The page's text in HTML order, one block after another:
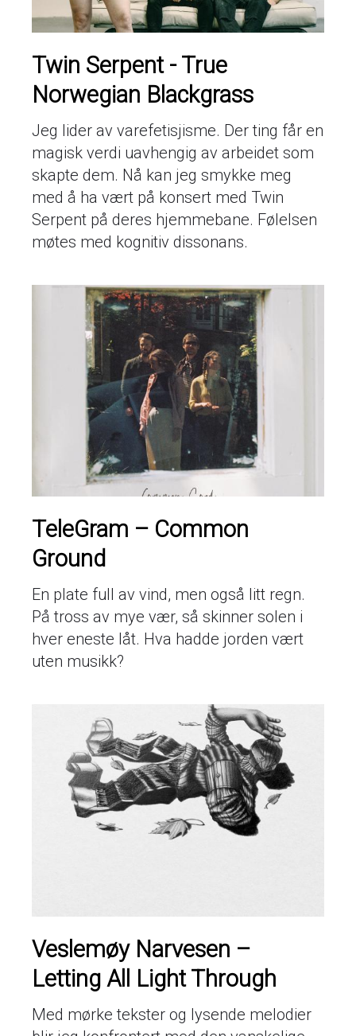
Twin Serpent - True
Norwegian Blackgrass
Jeg lider av varefetisjisme. Der ting får en
magisk verdi uavhengig av arbeidet som
skapte dem. Nå kan jeg smykke meg
med å ha vært på konsert med Twin
Serpent på deres hjemmebane. Følelsen
møtes med kognitiv dissonans.
TeleGram – Common
Ground
En plate full av vind, men også litt regn.
På tross av mye vær, så skinner solen i
hver eneste låt. Hva hadde jorden vært
uten musikk?
Veslemøy Narvesen –
Letting All Light Through
Med mørke tekster og lysende melodier